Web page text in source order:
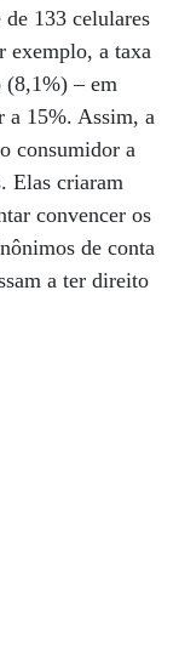
133 celulares
exemplo, a taxa
(8,1%) – em
a 15%. Assim, a
consumidor a
Elas criaram
convencer os
de conta
a ter direito